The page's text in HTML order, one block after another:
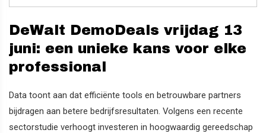
DeWalt DemoDeals vrijdag 13
juni: een unieke kans voor elke
professional
Data toont aan dat efficiënte tools en betrouwbare partners
bijdragen aan betere bedrijfsresultaten. Volgens een recente
sectorstudie verhoogt investeren in hoogwaardig gereedschap